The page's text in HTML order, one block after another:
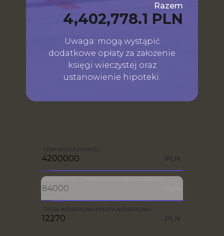
Razem
4,402,778.1 PLN
Uwaga: mogą wystąpić
dodatkowe opłaty za założenie
księgi wieczystej oraz
ustanowienie hipoteki.
CENA NIERUCHOMOŚCI
PLN
TAKSA NOTARIALNA (OPŁATA NOTARIALNA)
PLN